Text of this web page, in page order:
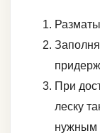
При
леску
нужным